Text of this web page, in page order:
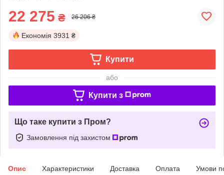
22 275 ₴ 26 206 ₴
Економія 3931 ₴
Купити
або
Купити з
Що таке купити з Пром?
Замовлення під захистом
Опис Характеристики Доставка Оплата Умови